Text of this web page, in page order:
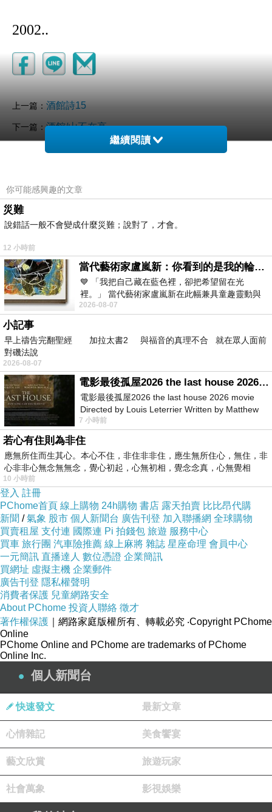
2002..
上一篇： 酒館詩15
下一篇：酒館/山不在高
2022-04-18 09:16:38
一心共持，
坦對信之，
好詩！好詩！
這是喝酒時發散出的豪情
等到了現實中
可得好好考驗
哈哈
哀
2022-04-18 17:55:49
繼續閱讀
你可能感興趣的文章
災難
說錯話一般不會變成什麼災難；說對了，才會。
12 小時前
當代藝術家盧嵐新：你看到的是我的輪廓，還是你的故事？——藏在藍色裡的希望與光
💙 「我把自己藏在藍色裡，卻把希望留在光
裡。」 當代藝術家盧嵐新在此幅兼具童趣靈動與
抽象韻味的新作中，用湛藍的羽翼般色塊包覆著
2026-08-07
小記事
早上禱告完翻聖經 加拉太書2 與福音的真理不合 就在眾人面前
對磯法說
2026-08-07
電影最後孤屋2026 the last house 2026 movie
電影最後孤屋2026 the last house 2026 movie
Directed by Louis Leterrier Written by Matthew
Robinson Starring Greta Lee Wa
7 小時前
若心有住則為非住
應無所住而生其心。本心不住，非住非非住，應生無所住心，無住，非
心非非心無念無無念，覺心初起，心無初相，覺念念真，心無覺相
10 小時前
登入 註冊
PChome首頁 線上購物 24h購物 書店 露天拍賣 比比昂代購
新聞 /氣象 股市 個人新聞台 廣告刊登 加入聯播網 全球購物
買賣租屋 支付連 國際連 Pi 拍錢包 旅遊 服務中心
買車 旅行團 汽車險推薦 線上麻將 雜誌 星座命理 會員中心
一元簡訊 直播達人 數位憑證 企業簡訊
買網址 虛擬主機 企業郵件
廣告刊登 隱私權聲明
消費者保護 兒童網路安全
About PChome 投資人聯絡 徵才
著作權保護 ｜網路家庭版權所有、轉載必究 ‧Copyright PChome
Online
PChome Online and PChome are trademarks of PChome
Online Inc.
個人新聞台
快速發文 最新文章
心情雜記 美食饗宴
藝文欣賞 旅遊玩家
社會萬象 影視娛樂